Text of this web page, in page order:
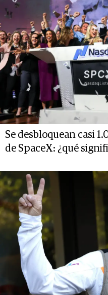
Se desbloquean casi
de SpaceX: ¿qué